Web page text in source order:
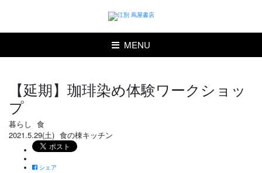
MENU
【延期】珈琲染め体験ワークショッ
プ
暮らし 食
2021.5.29(土) 食の棟キッチン
シェア